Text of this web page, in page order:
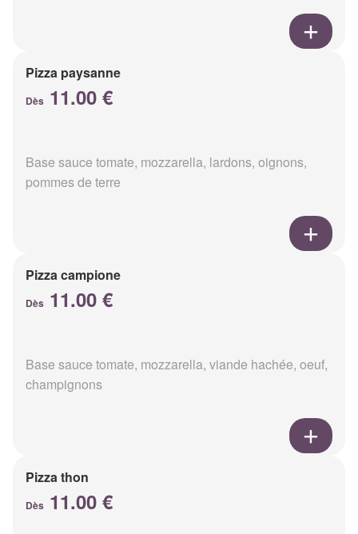
Pizza paysanne
Dès 11.00 €
Base sauce tomate, mozzarella, lardons, oignons,
pommes de terre
Pizza campione
Dès 11.00 €
Base sauce tomate, mozzarella, viande hachée, oeuf,
champignons
Pizza thon
Dès 11.00 €